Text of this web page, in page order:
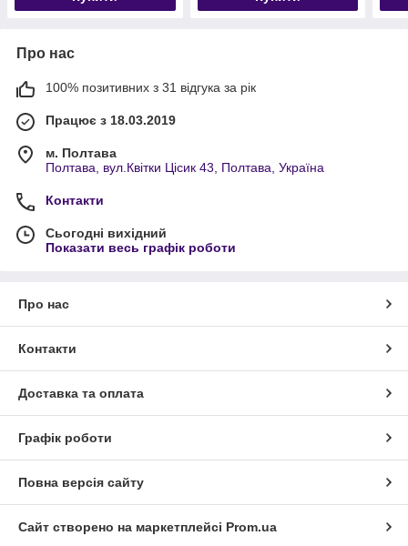
Про нас
100% позитивних з 31 відгука за рік
Працює з 18.03.2019
м. Полтава
Полтава, вул.Квітки Цісик 43, Полтава, Україна
Контакти
Сьогодні вихідний
Показати весь графік роботи
Про нас
Контакти
Доставка та оплата
Графік роботи
Повна версія сайту
Сайт створено на маркетплейсі Prom.ua